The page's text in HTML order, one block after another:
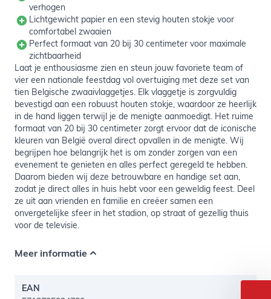
verhogen
Lichtgewicht papier en een stevig houten stokje voor
comfortabel zwaaien
Perfect formaat van 20 bij 30 centimeter voor maximale
zichtbaarheid
Laat je enthousiasme zien en steun jouw favoriete team of
vier een nationale feestdag vol overtuiging met deze set van
tien Belgische zwaaivlaggetjes. Elk vlaggetje is zorgvuldig
bevestigd aan een robuust houten stokje, waardoor ze heerlijk
in de hand liggen terwijl je de menigte aanmoedigt. Het ruime
formaat van 20 bij 30 centimeter zorgt ervoor dat de iconische
kleuren van België overal direct opvallen in de menigte. Wij
begrijpen hoe belangrijk het is om zonder zorgen van een
evenement te genieten en alles perfect geregeld te hebben.
Daarom bieden wij deze betrouwbare en handige set aan,
zodat je direct alles in huis hebt voor een geweldig feest. Deel
ze uit aan vrienden en familie en creëer samen een
onvergetelijke sfeer in het stadion, op straat of gezellig thuis
voor de televisie.
Meer informatie
EAN